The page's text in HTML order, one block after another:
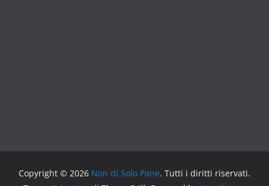
Copyright © 2026 Non di Solo Pane. Tutti i diritti riservati.